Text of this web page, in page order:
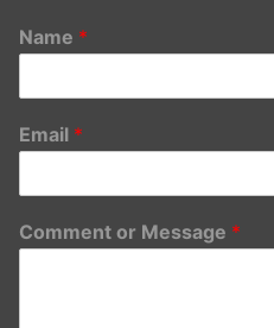
Name *
Email *
Comment or Message *